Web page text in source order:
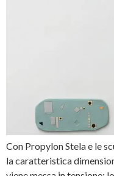
Con Propylon Stela e le
la caratteristica